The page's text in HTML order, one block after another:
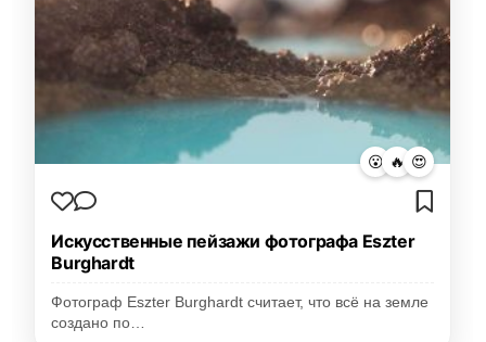
😮 🔥 😍
Искусственные пейзажи фотографа Eszter
Burghardt
Фотограф Eszter Burghardt считает, что всё на земле
создано по…